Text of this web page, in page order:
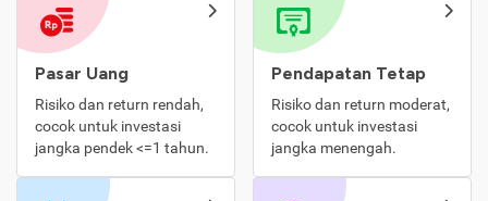
Pasar Uang
Risiko dan return rendah,
cocok untuk investasi
jangka pendek <=1 tahun.
Pendapatan Tetap
Risiko dan return moderat,
cocok untuk investasi
jangka menengah.